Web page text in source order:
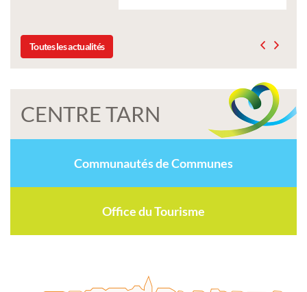
Toutes les actualités
CENTRE TARN
Communautés de Communes
Office du Tourisme